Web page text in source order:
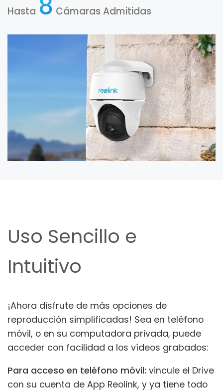
Hasta Cámaras Admitidas
Uso Sencillo e
Intuitivo
¡Ahora disfrute de más opciones de
reproducción simplificadas! Sea en teléfono
móvil, o en su computadora privada, puede
acceder con facilidad a los vídeos grabados:
Para acceso en teléfono móvil: vincule el Drive
con su cuenta de App Reolink, y ya tiene todo